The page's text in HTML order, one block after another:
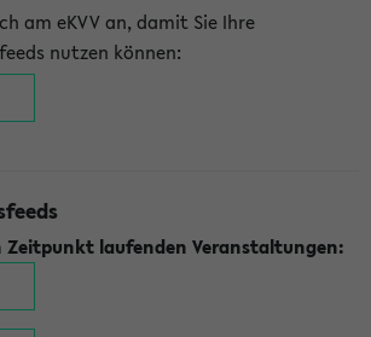
am eKVV an, damit Sie Ihre
nutzen können:
Zeitpunkt laufenden Veranstaltungen: